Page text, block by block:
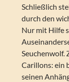
Schließlich
durch den
Nur mit Hilfe
Seuchenwolf.
Carillons: ein
seinen